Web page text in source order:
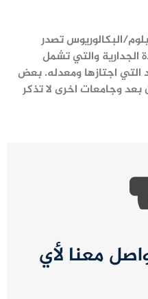
البكالوريوس تصدر
الجداريةوالتي تشمل
التي اجتازها ومعدله. بعض
وجامعات اخرى لا تذكر
معنا لأي